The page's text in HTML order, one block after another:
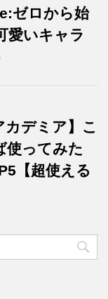
ゼロから始
愛いキャラ
カデミア】こ
使ってみた
【超使える